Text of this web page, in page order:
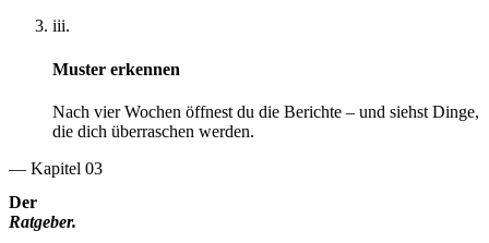
iii.
Muster erkennen
Nach vier Wochen öffnest du die Berichte – und siehst Dinge,
die dich überraschen werden.
— Kapitel 03
Der
Ratgeber.